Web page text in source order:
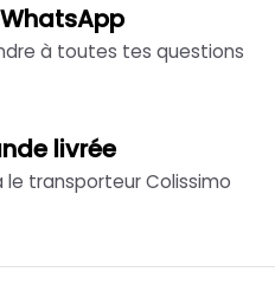
à toutes tes questions
livrée
le transporteur Colissimo